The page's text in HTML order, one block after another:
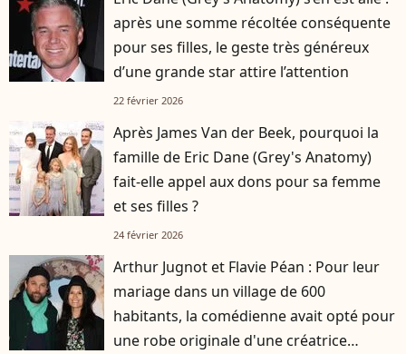
après une somme récoltée conséquente
pour ses filles, le geste très généreux
d’une grande star attire l’attention
22 février 2026
Après James Van der Beek, pourquoi la
famille de Eric Dane (Grey's Anatomy)
fait-elle appel aux dons pour sa femme
et ses filles ?
24 février 2026
Arthur Jugnot et Flavie Péan : Pour leur
mariage dans un village de 600
habitants, la comédienne avait opté pour
une robe originale d'une créatrice